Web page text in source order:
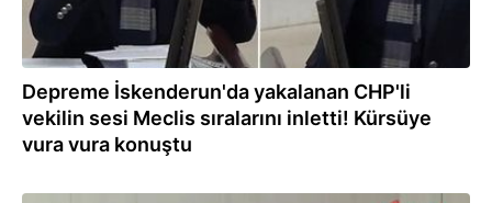
Depreme İskenderun'da yakalanan CHP'li
vekilin sesi Meclis sıralarını inletti! Kürsüye
vura vura konuştu